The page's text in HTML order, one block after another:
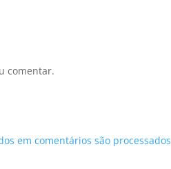
comentar.
em comentários são processados